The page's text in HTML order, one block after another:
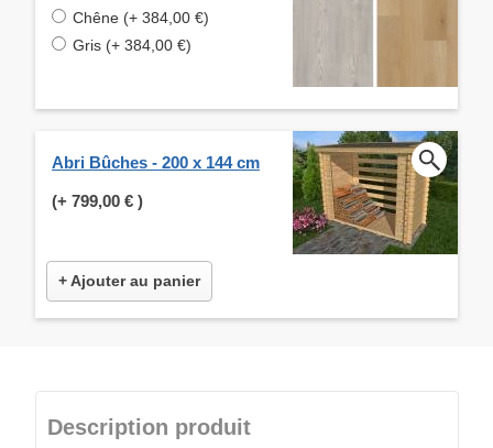
Chêne (+ 384,00 €)
Gris (+ 384,00 €)
Abri Bûches - 200 x 144 cm
(+ 799,00 € )
+ Ajouter au panier
Description produit